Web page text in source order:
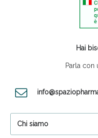
Hai
Parla con
Chi siamo